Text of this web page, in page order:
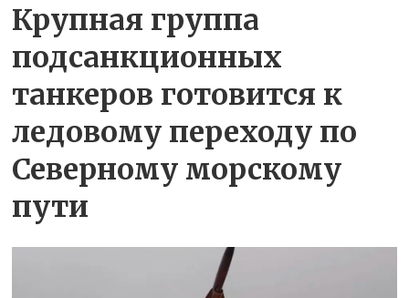
Крупная группа
подсанкционных
танкеров готовится к
ледовому переходу по
Северному морскому
пути